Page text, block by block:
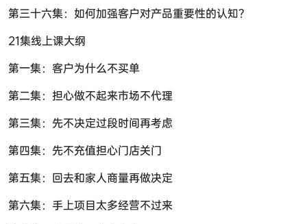
第三十六集：如何加强客户对产品重要性的认知？
21集线上课大纲
第一集：客户为什么不买单
第二集：担心做不起来市场不代理
第三集：先不决定过段时间再考虑
第四集：先不充值担心门店关门
第五集：回去和家人商量再做决定
第六集：手上项目太多经营不过来